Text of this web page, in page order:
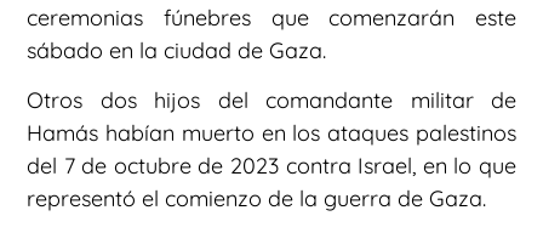
ceremonias fúnebres que comenzarán este
sábado en la ciudad de Gaza.
Otros dos hijos del comandante militar de
Hamás habían muerto en los ataques palestinos
del 7 de octubre de 2023 contra Israel, en lo que
representó el comienzo de la guerra de Gaza.